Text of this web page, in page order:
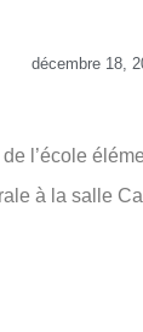
décembre 18,
l’école
à la salle